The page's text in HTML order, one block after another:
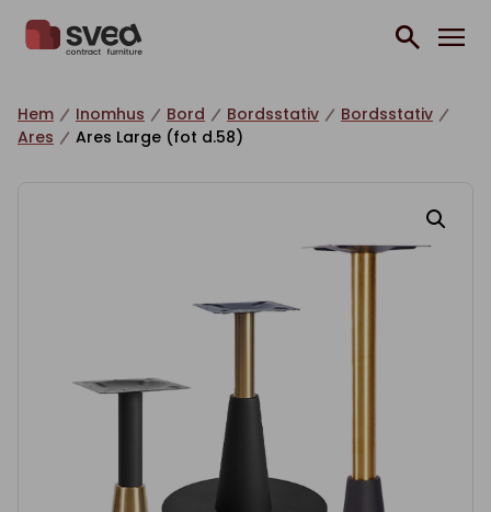
Hem Inomhus Bord Bordsstativ
Bordsstativ
Ares
Ares Large (fot d.58)